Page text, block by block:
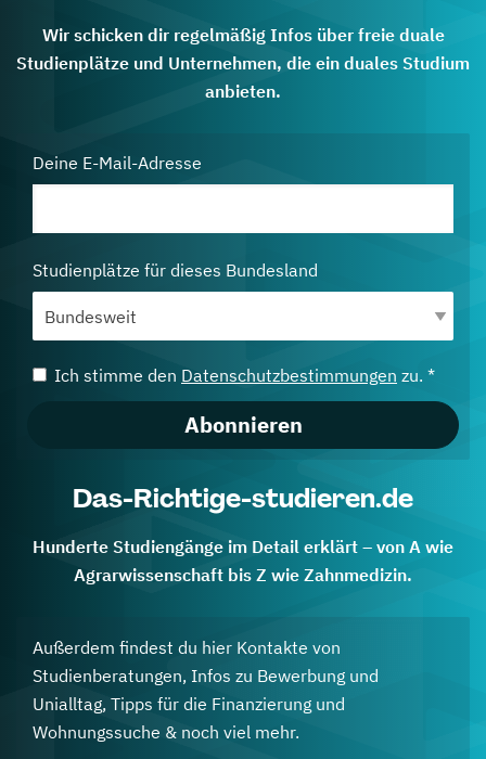
Wir schicken dir regelmäßig Infos über freie duale
Studienplätze und Unternehmen, die ein duales Studium
anbieten.
Deine E-Mail-Adresse
Studienplätze für dieses Bundesland
Ich stimme den Datenschutzbestimmungen zu. *
Abonnieren
Das-Richtige-studieren.de
Hunderte Studiengänge im Detail erklärt – von A wie
Agrarwissenschaft bis Z wie Zahnmedizin.
Außerdem findest du hier Kontakte von
Studienberatungen, Infos zu Bewerbung und
Unialltag, Tipps für die Finanzierung und
Wohnungssuche & noch viel mehr.